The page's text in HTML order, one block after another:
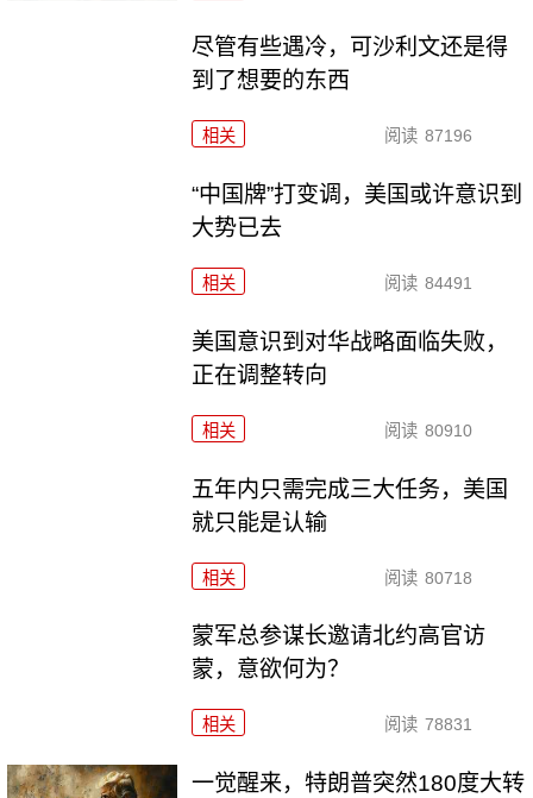
尽管有些遇冷，可沙利文还是得
到了想要的东西
相关 阅读 87196
“中国牌”打变调，美国或许意识到
大势已去
相关 阅读 84491
美国意识到对华战略面临失败，
正在调整转向
相关 阅读 80910
五年内只需完成三大任务，美国
就只能是认输
相关 阅读 80718
​蒙军总参谋长邀请北约高官访
蒙，意欲何为？
相关 阅读 78831
一觉醒来，特朗普突然180度大转